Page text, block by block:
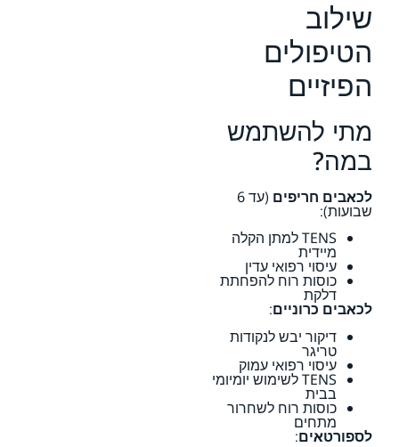
שילוב
הטיפולים
הפיזיים
מתי להשתמש
במה?
לכאבים חריפים (עד 6
שבועות):
TENS למתן הקלה
מיידית
עיסוי רפואי עדין
כוסות רוח להפחתת
דלקת
לכאבים כרוניים:
דיקור יבש לנקודות
טריגר
עיסוי רפואי עמוק
TENS לשימוש יומיומי
בבית
כוסות רוח לשחרור
מתחים
לספורטאים: